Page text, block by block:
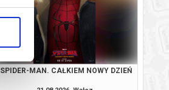
SPIDER-MAN. CAŁKIEM NOWY DZIEŃ